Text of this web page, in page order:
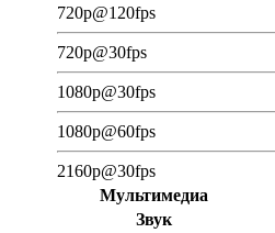
720p@120fps
720p@30fps
1080p@30fps
1080p@60fps
2160p@30fps
Мультимедиа
Звук